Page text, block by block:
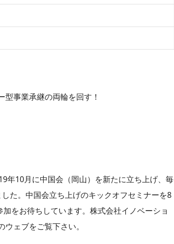
事業承継の両輪を回す！
年10月に中国会（岡山）を新たに立ち上げ、毎
た。中国会立ち上げのキックオフセミナーを8
をお待ちしています。株式会社イノベーショ
ェブをご覧下さい。